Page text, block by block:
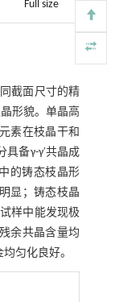
Full size
截面尺寸的精
形貌。单晶高
素在枝晶干和
备γ-γ′共晶成
的铸态枝晶形
显；铸态枝晶
样中能发现极
余共晶含量均
匀化良好。